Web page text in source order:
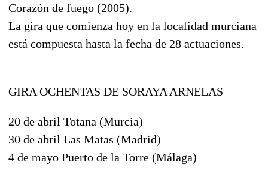
Corazón de fuego (2005).
La gira que comienza hoy en la localidad murciana
está compuesta hasta la fecha de 28 actuaciones.
GIRA OCHENTAS DE SORAYA ARNELAS
20 de abril Totana (Murcia)
30 de abril Las Matas (Madrid)
4 de mayo Puerto de la Torre (Málaga)